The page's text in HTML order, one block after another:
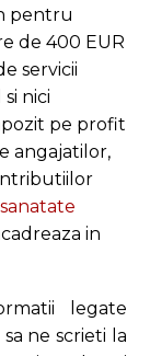
pentru
de 400 EUR
servicii
nici
pe profit
angajatilor,
in
legate
ne scrieti la